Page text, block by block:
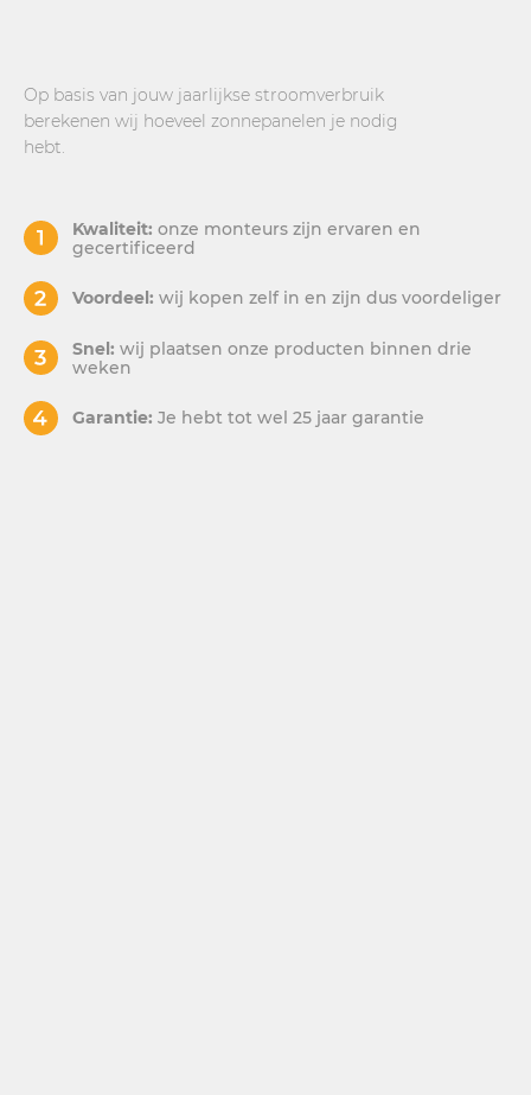
Op basis van jouw jaarlijkse stroomverbruik
berekenen wij hoeveel zonnepanelen je nodig
hebt.
Kwaliteit: onze monteurs zijn ervaren en
gecertificeerd
Voordeel: wij kopen zelf in en zijn dus voordeliger
Snel: wij plaatsen onze producten binnen drie
weken
Garantie: Je hebt tot wel 25 jaar garantie